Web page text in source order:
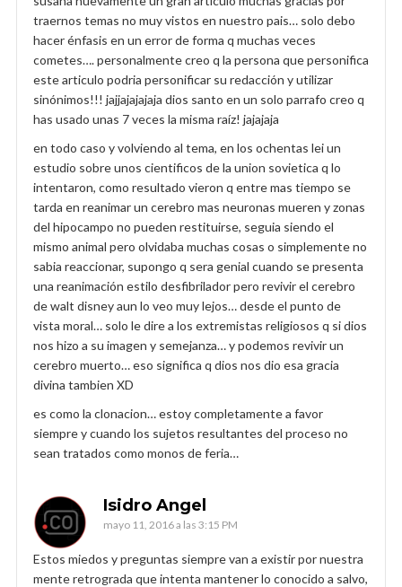
traernos temas no muy vistos en nuestro pais… solo debo
hacer énfasis en un error de forma q muchas veces
cometes…. personalmente creo q la persona que personifica
este articulo podria personificar su redacción y utilizar
sinónimos!!! jajjajajajaja dios santo en un solo parrafo creo q
has usado unas 7 veces la misma raíz! jajajaja
en todo caso y volviendo al tema, en los ochentas lei un
estudio sobre unos cientificos de la union sovietica q lo
intentaron, como resultado vieron q entre mas tiempo se
tarda en reanimar un cerebro mas neuronas mueren y zonas
del hipocampo no pueden restituirse, seguia siendo el
mismo animal pero olvidaba muchas cosas o simplemente no
sabia reaccionar, supongo q sera genial cuando se presenta
una reanimación estilo desfibrilador pero revivir el cerebro
de walt disney aun lo veo muy lejos… desde el punto de
vista moral… solo le dire a los extremistas religiosos q si dios
nos hizo a su imagen y semejanza… y podemos revivir un
cerebro muerto… eso significa q dios nos dio esa gracia
divina tambien XD
es como la clonacion… estoy completamente a favor
siempre y cuando los sujetos resultantes del proceso no
sean tratados como monos de feria…
Isidro Angel
mayo 11, 2016 a las 3:15 PM
Estos miedos y preguntas siempre van a existir por nuestra
mente retrograda que intenta mantener lo conocido a salvo,